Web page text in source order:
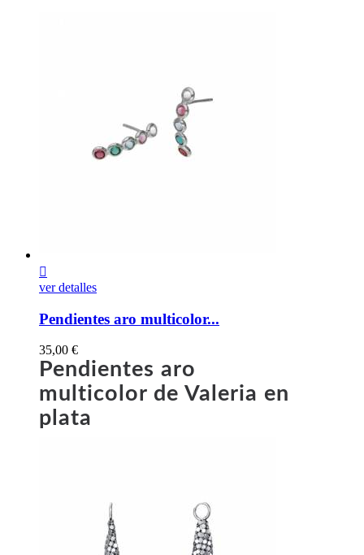

ver detalles
Pendientes aro multicolor...
Precio
35,00 €
Pendientes aro
multicolor de Valeria en
plata